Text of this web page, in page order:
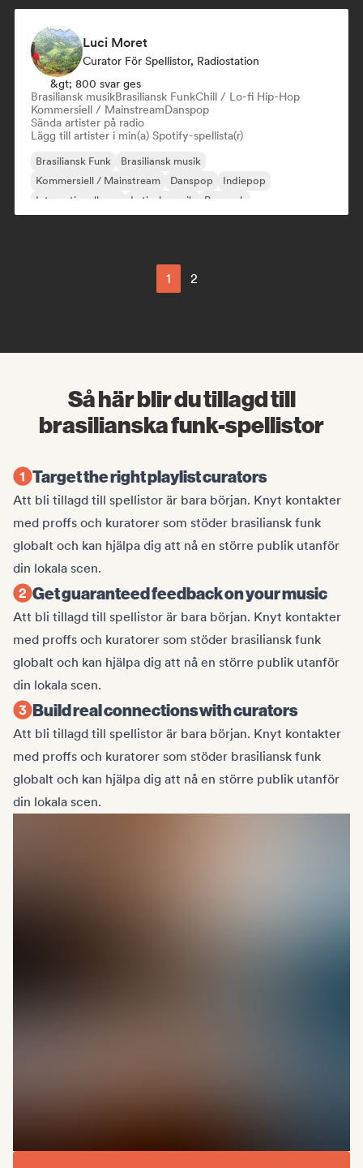
Luci Moret
Curator För Spellistor, Radiostation
&gt; 800 svar ges
Brasiliansk musikBrasiliansk FunkChill / Lo-fi Hip-Hop
Kommersiell / MainstreamDanspop
Sända artister på radio
Lägg till artister i min(a) Spotify-spellista(r)
Brasiliansk Funk
Brasiliansk musik
Kommersiell / Mainstream
Danspop
Indiepop
Internationell pop
Latinsk musik Poprock
1 2
Så här blir du tillagd till
brasilianska funk-spellistor
Target the right playlist curators
Att bli tillagd till spellistor är bara början. Knyt kontakter
med proffs och kuratorer som stöder brasiliansk funk
globalt och kan hjälpa dig att nå en större publik utanför
din lokala scen.
Get guaranteed feedback on your music
Att bli tillagd till spellistor är bara början. Knyt kontakter
med proffs och kuratorer som stöder brasiliansk funk
globalt och kan hjälpa dig att nå en större publik utanför
din lokala scen.
Build real connections with curators
Att bli tillagd till spellistor är bara början. Knyt kontakter
med proffs och kuratorer som stöder brasiliansk funk
globalt och kan hjälpa dig att nå en större publik utanför
din lokala scen.